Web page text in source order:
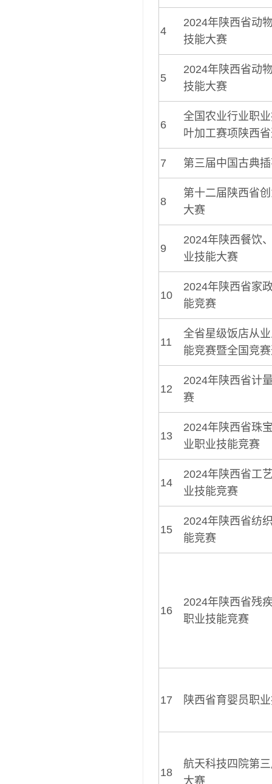
4
2024年陕西省动
技能大赛
5
2024年陕西省动
技能大赛
6
全国农业行业职
叶加工赛项陕西
7 第三届中国古典
8
第十二届陕西省
大赛
9
2024年陕西餐饮
业技能大赛
10
2024年陕西省家
能竞赛
11
全省星级饭店从
能竞赛暨全国竞
12
2024年陕西省计
赛
13
2024年陕西省珠
业职业技能竞赛
14
2024年陕西省工
业技能竞赛
15
2024年陕西省纺
能竞赛
16
2024年陕西省残
职业技能竞赛
17 陕西省育婴员职
18
航天科技四院第
大赛